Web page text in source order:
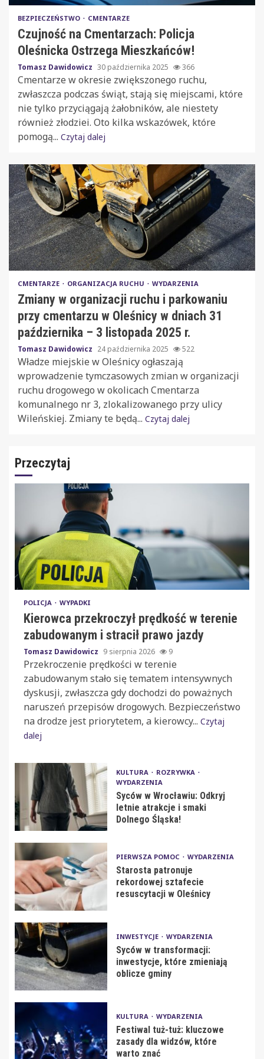
BEZPIECZEŃSTWO CMENTARZE
Czujność na Cmentarzach: Policja
Oleśnicka Ostrzega Mieszkańców!
Tomasz Dawidowicz 30 października 2025 366
Cmentarze w okresie zwiększonego ruchu,
zwłaszcza podczas świąt, stają się miejscami, które
nie tylko przyciągają żałobników, ale niestety
również złodziei. Oto kilka wskazówek, które
pomogą... Czytaj dalej
CMENTARZE ORGANIZACJA RUCHU WYDARZENIA
Zmiany w organizacji ruchu i parkowaniu
przy cmentarzu w Oleśnicy w dniach 31
października – 3 listopada 2025 r.
Tomasz Dawidowicz 24 października 2025 522
Władze miejskie w Oleśnicy ogłaszają
wprowadzenie tymczasowych zmian w organizacji
ruchu drogowego w okolicach Cmentarza
komunalnego nr 3, zlokalizowanego przy ulicy
Wileńskiej. Zmiany te będą... Czytaj dalej
Przeczytaj
POLICJA WYPADKI
Kierowca przekroczył prędkość w terenie
zabudowanym i stracił prawo jazdy
Tomasz Dawidowicz 9 sierpnia 2026 9
Przekroczenie prędkości w terenie
zabudowanym stało się tematem intensywnych
dyskusji, zwłaszcza gdy dochodzi do poważnych
naruszeń przepisów drogowych. Bezpieczeństwo
na drodze jest priorytetem, a kierowcy... Czytaj
dalej
KULTURA
ROZRYWKA
WYDARZENIA
Syców w Wrocławiu: Odkryj
letnie atrakcje i smaki
Dolnego Śląska!
PIERWSZA POMOC WYDARZENIA
Starosta patronuje
rekordowej sztafecie
resuscytacji w Oleśnicy
INWESTYCJE WYDARZENIA
Syców w transformacji:
inwestycje, które zmieniają
oblicze gminy
KULTURA WYDARZENIA
Festiwal tuż-tuż: kluczowe
zasady dla widzów, które
warto znać